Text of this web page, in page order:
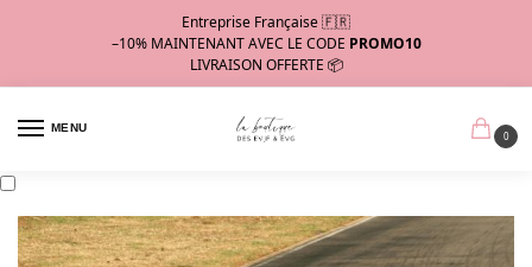
Entreprise Française 🇫🇷
–10% MAINTENANT AVEC LE CODE PROMO10
LIVRAISON OFFERTE 📦
MENU
0